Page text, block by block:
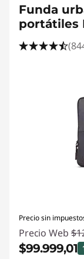
Funda
portátiles
Precio sin
Precio Web
$99.999,01